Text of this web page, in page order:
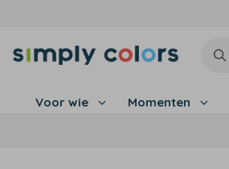
Voor wie Momenten